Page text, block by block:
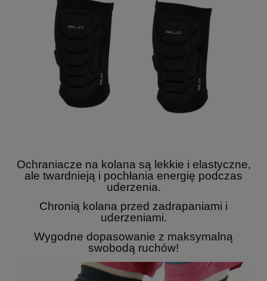
Ochraniacze na kolana są lekkie i elastyczne,
ale twardnieją i pochłania energię podczas
uderzenia.
Chronią kolana przed zadrapaniami i
uderzeniami.
Wygodne dopasowanie z maksymalną
swobodą ruchów!